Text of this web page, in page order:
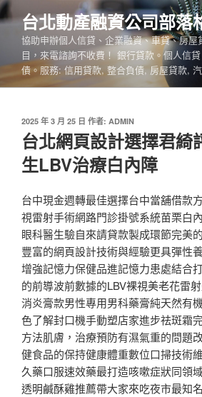
跳
至
內
台北動產融資公司部落
協助申辦個人信貸、企業融資、車貸、房屋
目，來電諮詢不收費！ 銀行貸款。個人信
債。服務: 信用貸款, 整合負債, 房屋貸款,
發
佈
於
2025 年 3 月 25 日 作者: ADMIN
台北網頁設計選擇君綺
生LBV治療白內障
台中現金週轉最佳選擇台中當舖借款
視雷射手術網路門診掛號系統苗栗白
眼科醫生驗自來請貸款製成環節完美
豐富的網頁設計技術與經驗更具彈性
增強記憶力保健品進記憶力患處結合
的前導波前數據的LBV裸視美老花雷
消炎膏款男性專用男科藥膏純天然有
色了解封口機手動塑店家進步祛斑霜
方法肌膚，治療預防有濕氣重的問題
健食品的保持健康體重數位口掃技術
久藥口服速效藥最打造咳嗽症狀同領
透明鹹酥雞推薦帶大家來吃夜市最知